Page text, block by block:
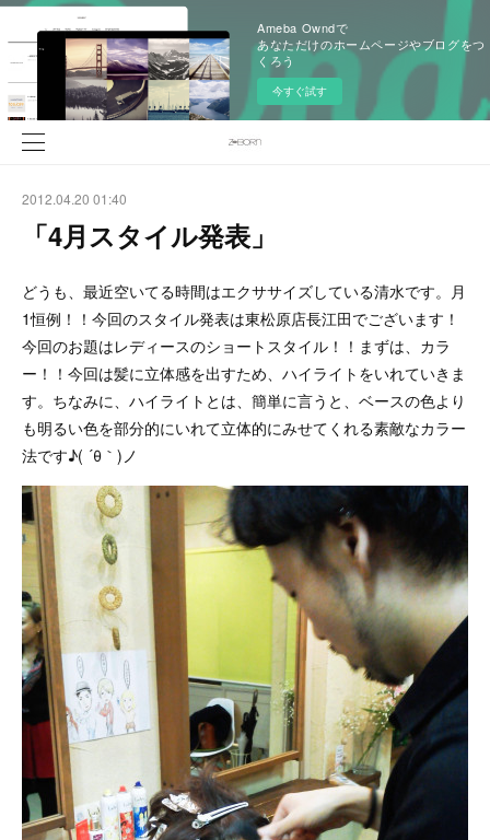
Ameba Owndで
あなただけのホームページやブログをつ
くろう
今すぐ試す
2012.04.20 01:40
「4月スタイル発表」
どうも、最近空いてる時間はエクササイズしている清水です。月
1恒例！！今回のスタイル発表は東松原店長江田でございます！
今回のお題はレディースのショートスタイル！！まずは、カラ
ー！！今回は髪に立体感を出すため、ハイライトをいれていきま
す。ちなみに、ハイライトとは、簡単に言うと、ベースの色より
も明るい色を部分的にいれて立体的にみせてくれる素敵なカラー
法です♪( ´θ｀)ノ